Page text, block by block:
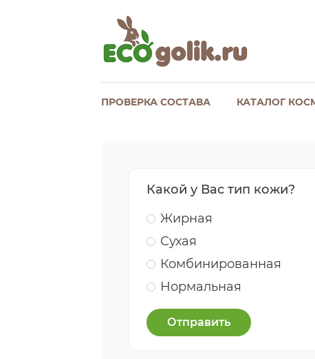
ПРОВЕРКА СОСТАВА КАТАЛОГ
Какой у Вас тип кожи?
Жирная
Сухая
Комбинированная
Нормальная
Отправить